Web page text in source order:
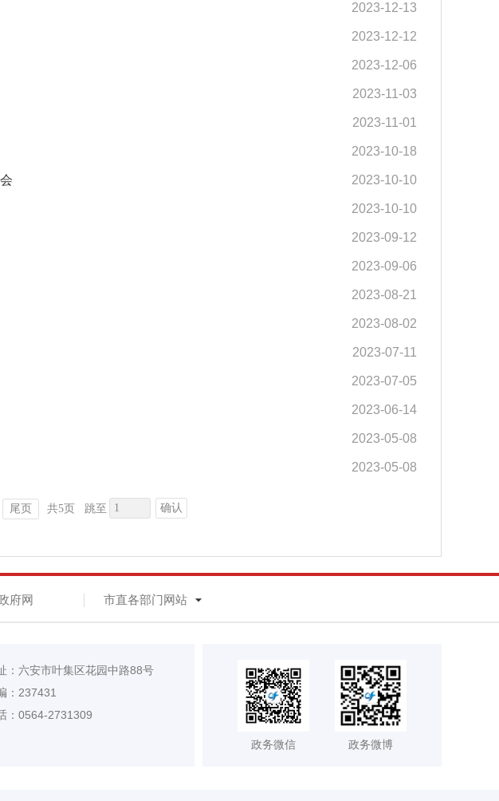
2023-12-13
2023-12-12
2023-12-06
2023-11-03
2023-11-01
2023-10-18
2023-10-10
2023-10-10
2023-09-12
2023-09-06
2023-08-21
2023-08-02
2023-07-11
2023-07-05
2023-06-14
2023-05-08
2023-05-08
尾页 共5页 跳至 确认
府网 市直各部门网站
：六安市叶集区花园中路88号
：237431
：0564-2731309
政务微信 政务微博